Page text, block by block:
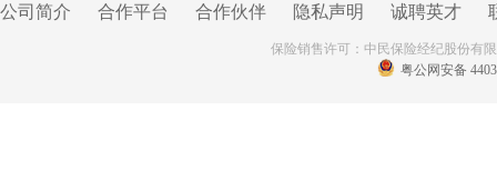
公司简介 合作平台 合作伙伴 隐私声明 诚聘英才
保险销售许可：中民保险经纪股份有
粤公网安备